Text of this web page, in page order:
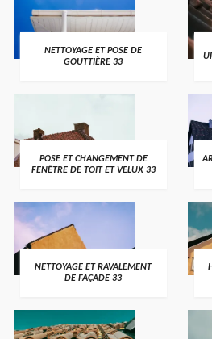
NETTOYAGE ET POSE DE
GOUTTIÈRE 33
POSE ET CHANGEMENT DE
FENÊTRE DE TOIT ET VELUX 33
NETTOYAGE ET RAVALEMENT
DE FAÇADE 33